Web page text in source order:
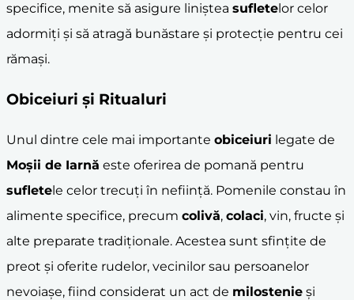
specifice, menite să asigure liniștea suflete lor celor
adormiți și să atragă bunăstare și protecție pentru cei
rămași.
Obiceiuri și Ritualuri
Unul dintre cele mai importante obiceiuri legate de
Moșii de Iarnă este oferirea de pomană pentru
sufletele celor trecuți în neființă. Pomenile constau în
alimente specifice, precum colivă, colaci, vin, fructe și
alte preparate tradiționale. Acestea sunt sfințite de
preot și oferite rudelor, vecinilor sau persoanelor
nevoiașe, fiind considerat un act de milostenie și